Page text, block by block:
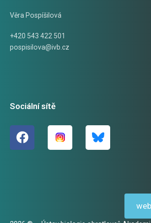
Věra Pospíšilová
+420 543 422 501
pospisilova@ivb.cz
Sociální sítě